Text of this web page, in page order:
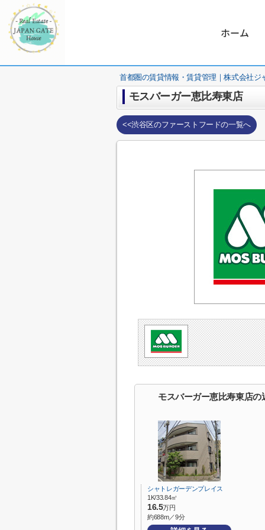
ホーム
首都圏の賃貸情報・賃貸管理｜株式会社ジ
モスバーガー恵比寿東店
<<渋谷区のファーストフードの一覧へ
モスバーガー恵比寿東店の
シャトレガーデンプレイス
1K/33.84㎡
16.5万円
約688m／9分